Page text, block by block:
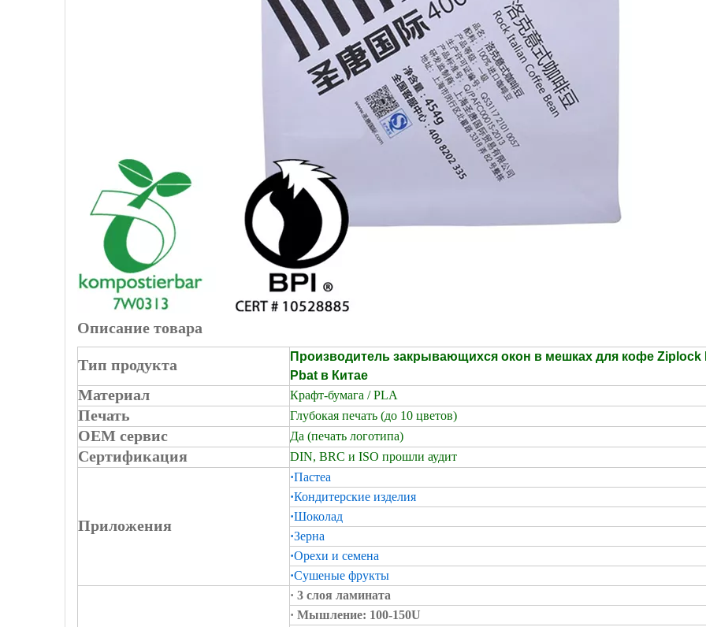
Описание товара
Тип продукта
Производитель закрывающихся окон в мешках для кофе Ziplock
Pbat в Китае
Материал Крафт-бумага / PLA
Печать Глубокая печать (до 10 цветов)
OEM сервис Да (печать логотипа)
Сертификация DIN, BRC и ISO прошли аудит
Приложения
·Пастеа
·Кондитерские изделия
·Шоколад
·Зерна
·Орехи и семена
·Сушеные фрукты
· 3 слоя ламината
· Мышление: 100-150U